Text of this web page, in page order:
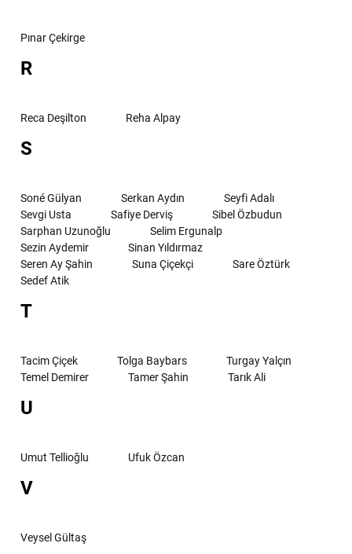
Pınar Çekirge
R
Reca Deşilton Reha Alpay
S
Soné Gülyan Serkan Aydın
Seyfi Adalı
Sevgi Usta
Safiye Derviş
Sibel Özbudun
Sarphan Uzunoğlu
Selim Ergunalp
Sezin Aydemir
Sinan Yıldırmaz
Seren Ay Şahin
Suna Çiçekçi
Sare Öztürk
Sedef Atik
T
Tacim Çiçek Tolga Baybars
Turgay Yalçın
Temel Demirer
Tamer Şahin Tarık Ali
U
Umut Tellioğlu Ufuk Özcan
V
Veysel Gültaş